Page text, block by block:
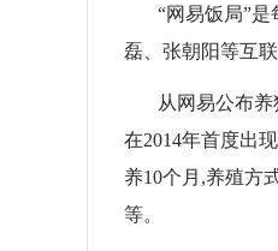
“网易饭局”
磊、张朝阳等互
从网易公布
在2014年首度出
养10个月,养殖方
等。